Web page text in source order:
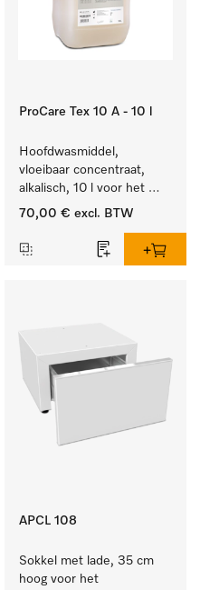
ProCare Tex 10 A - 10 l
Hoofdwasmiddel,
vloeibaar concentraat,
alkalisch, 10 l voor het
reinigen van wit wasgoed
70,00 € excl. BTW
APCL 108
Sokkel met lade, 35 cm
hoog voor het